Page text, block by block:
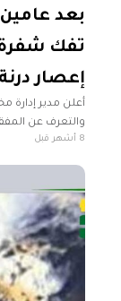
بعد
إعصار درنة
أعلن مدير إدارة
والتعرف عن
هويات تسع عشرة
8 أشهر قبل